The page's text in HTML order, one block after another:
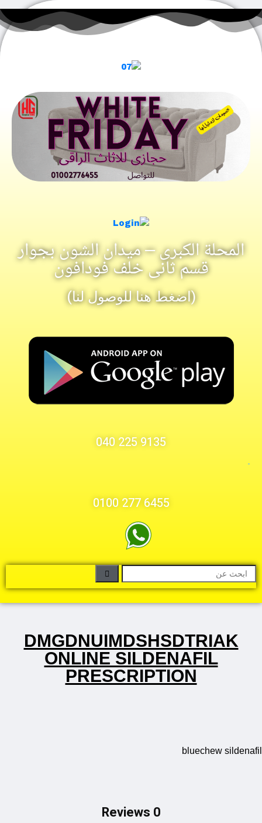
المحلة الكبرى – ميدان الشون بجوار
قسم ثانى خلف فودافون
(اضغط هنا للوصول لنا)
9135 225 040
-
6455 277 0100
DMGDNUIMDSHSDTRIAK
ONLINE SILDENAFIL
PRESCRIPTION
bluechew sildenafil
0 Reviews